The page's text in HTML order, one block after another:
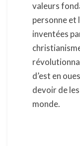
valeurs
personne et
inventées
d’est en
devoir de
monde.